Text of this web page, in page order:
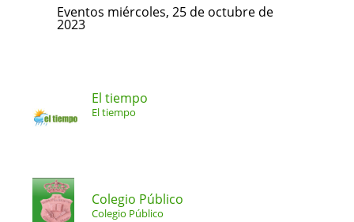
Eventos miércoles, 25 de octubre de
2023
El tiempo
El tiempo
Colegio Público
Colegio Público